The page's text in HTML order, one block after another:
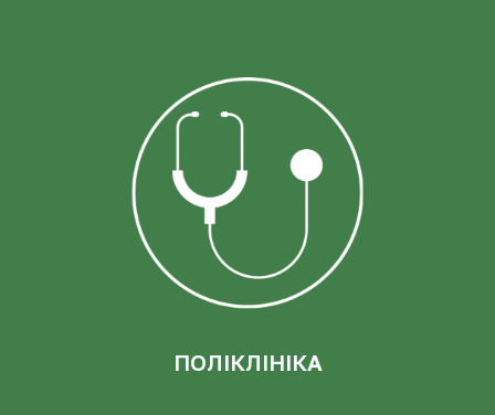
ПОЛІКЛІНІКА